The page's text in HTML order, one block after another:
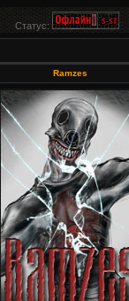
Статус:
Ramzes